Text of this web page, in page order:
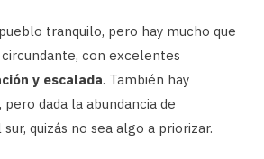
tranquilo, pero hay mucho que
con excelentes
y escalada. También hay
dada la abundancia de
quizás no sea algo a priorizar.